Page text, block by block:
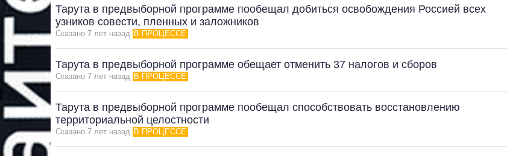
Тарута в предвыборной программе пообещал добиться освобождения Россией всех
узников совести, пленных и заложников
Сказано 7 лет назад В ПРОЦЕССЕ
Тарута в предвыборной программе обещает отменить 37 налогов и сборов
Сказано 7 лет назад В ПРОЦЕССЕ
Тарута в предвыборной программе пообещал способствовать восстановлению
территориальной целостности
Сказано 7 лет назад В ПРОЦЕССЕ